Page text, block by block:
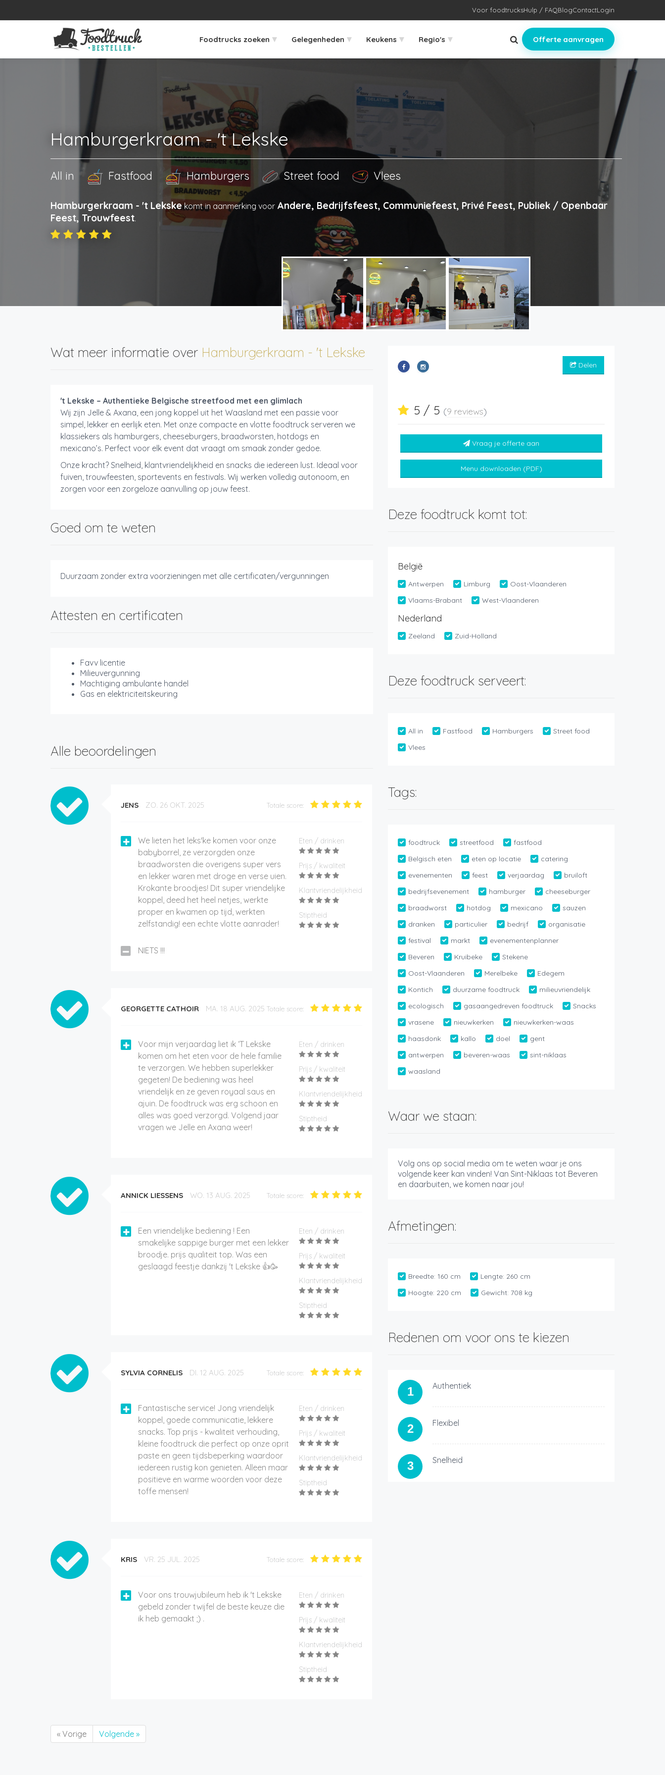
Voor foodtrucksHulp / FAQBlogContactLogin
Foodtrucks zoeken ▾ Gelegenheden ▾ Keukens ▾ Regio's ▾ Offerte aanvragen
Hamburgerkraam - 't Lekske
All in Fastfood Hamburgers Street food Vlees
Hamburgerkraam - 't Lekskekomt in aanmerking voor Andere, Bedrijfsfeest, Communiefeest, Privé Feest, Publiek / Openbaar
Feest, Trouwfeest.
Wat meer informatie over Hamburgerkraam - 't Lekske
't Lekske – Authentieke Belgische streetfood met een glimlach
Wij zijn Jelle & Axana, een jong koppel uit het Waasland met een passie voor
simpel, lekker en eerlijk eten. Met onze compacte en vlotte foodtruck serveren we
klassiekers als hamburgers, cheeseburgers, braadworsten, hotdogs en
mexicano’s. Perfect voor elk event dat vraagt om smaak zonder gedoe.
Onze kracht? Snelheid, klantvriendelijkheid en snacks die iedereen lust. Ideaal voor
fuiven, trouwfeesten, sportevents en festivals. Wij werken volledig autonoom, en
zorgen voor een zorgeloze aanvulling op jouw feest.
Goed om te weten
Duurzaam zonder extra voorzieningen met alle certificaten/vergunningen
Attesten en certificaten
Favv licentie
Milieuvergunning
Machtiging ambulante handel
Gas en elektriciteitskeuring
Alle beoordelingen
JENS ZO. 26 OKT. 2025 Totale score:
We lieten het leks'ke komen voor onze
babyborrel, ze verzorgden onze
braadworsten die overigens super vers
en lekker waren met droge en verse uien.
Krokante broodjes! Dit super vriendelijke
koppel, deed het heel netjes, werkte
proper en kwamen op tijd, werkten
zelfstandig! een echte vlotte aanrader!
NIETS !!!
Eten / drinken
Prijs / kwaliteit
Klantvriendelijkheid
Stiptheid
GEORGETTE CATHOIR MA. 18 AUG. 2025 Totale score:
Voor mijn verjaardag liet ik ‘T Lekske
komen om het eten voor de hele familie
te verzorgen. We hebben superlekker
gegeten! De bediening was heel
vriendelijk en ze geven royaal saus en
ajuin. De foodtruck was erg schoon en
alles was goed verzorgd. Volgend jaar
vragen we Jelle en Axana weer!
Eten / drinken
Prijs / kwaliteit
Klantvriendelijkheid
Stiptheid
ANNICK LIESSENS WO. 13 AUG. 2025 Totale score:
Een vriendelijke bediening ! Een
smakelijke sappige burger met een lekker
broodje. prijs qualiteit top. Was een
geslaagd feestje dankzij 't Lekske 👍🥳
Eten / drinken
Prijs / kwaliteit
Klantvriendelijkheid
Stiptheid
SYLVIA CORNELIS DI. 12 AUG. 2025 Totale score:
Fantastische service! Jong vriendelijk
koppel, goede communicatie, lekkere
snacks. Top prijs - kwaliteit verhouding,
kleine foodtruck die perfect op onze oprit
paste en geen tijdsbeperking waardoor
iedereen rustig kon genieten. Alleen maar
positieve en warme woorden voor deze
toffe mensen!
Eten / drinken
Prijs / kwaliteit
Klantvriendelijkheid
Stiptheid
KRIS VR. 25 JUL. 2025 Totale score:
Voor ons trouwjubileum heb ik 't Lekske
gebeld zonder twijfel de beste keuze die
ik heb gemaakt ;) .
Eten / drinken
Prijs / kwaliteit
Klantvriendelijkheid
Stiptheid
« Vorige Volgende »
Delen
5 / 5 (9 reviews)
Vraag je offerte aan
Menu downloaden (PDF)
Deze foodtruck komt tot:
België
Antwerpen Limburg
Oost-Vlaanderen
Vlaams-Brabant
West-Vlaanderen
Nederland
Zeeland Zuid-Holland
Deze foodtruck serveert:
All in Fastfood Hamburgers
Street food
Vlees
Tags:
foodtruck streetfood
fastfood
Belgisch eten
eten op locatie
catering
evenementen
feest verjaardag
bruiloft
bedrijfsevenement
hamburger
cheeseburger
braadworst
hotdog mexicano
sauzen
dranken
particulier bedrijf
organisatie
festival
markt
evenementenplanner
Beveren
Kruibeke
Stekene
Oost-Vlaanderen
Merelbeke
Edegem
Kontich
duurzame foodtruck
milieuvriendelijk
ecologisch
gasaangedreven foodtruck
Snacks
vrasene
nieuwkerken
nieuwkerken-waas
haasdonk
kallo doel
gent
antwerpen
beveren-waas
sint-niklaas
waasland
Waar we staan:
Volg ons op social media om te weten waar je ons
volgende keer kan vinden! Van Sint-Niklaas tot Beveren
en daarbuiten, we komen naar jou!
Afmetingen:
Breedte: 160 cm Lengte: 260 cm
Hoogte: 220 cm Gewicht: 708 kg
Redenen om voor ons te kiezen
1 Authentiek
2 Flexibel
3 Snelheid